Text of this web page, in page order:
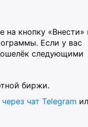
на кнопку «Внести»
Если у вас
следующими
биржи.
чат Telegram